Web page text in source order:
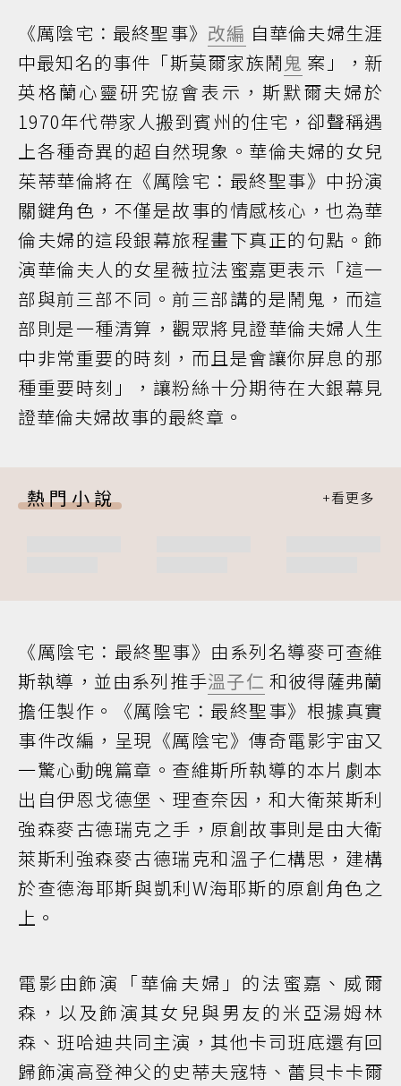
《厲陰宅：最終聖事》 改編 自華倫夫婦生涯
中最知名的事件「斯莫爾家族鬧鬼 案」，新
英格蘭心靈研究協會表示，斯默爾夫婦於
1970年代帶家人搬到賓州的住宅，卻聲稱遇
上各種奇異的超自然現象。華倫夫婦的女兒
茱蒂華倫將在《厲陰宅：最終聖事》中扮演
關鍵角色，不僅是故事的情感核心，也為華
倫夫婦的這段銀幕旅程畫下真正的句點。飾
演華倫夫人的女星薇拉法蜜嘉更表示「這一
部與前三部不同。前三部講的是鬧鬼，而這
部則是一種清算，觀眾將見證華倫夫婦人生
中非常重要的時刻，而且是會讓你屏息的那
種重要時刻」，讓粉絲十分期待在大銀幕見
證華倫夫婦故事的最終章。
熱門小說
《厲陰宅：最終聖事》由系列名導麥可查維
斯執導，並由系列推手溫子仁 和彼得薩弗蘭
擔任製作。《厲陰宅：最終聖事》根據真實
事件改編，呈現《厲陰宅》傳奇電影宇宙又
一驚心動魄篇章。查維斯所執導的本片劇本
出自伊恩戈德堡、理查奈因，和大衛萊斯利
強森麥古德瑞克之手，原創故事則是由大衛
萊斯利強森麥古德瑞克和溫子仁構思，建構
於查德海耶斯與凱利W海耶斯的原創角色之
上。
電影由飾演「華倫夫婦」的法蜜嘉、威爾
森，以及飾演其女兒與男友的米亞湯姆林
森、班哈迪共同主演，其他卡司班底還有回
歸飾演高登神父的史蒂夫寇特、蕾貝卡卡爾